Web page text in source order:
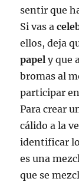
sentir que
Si vas a
ellos, deja
papel y que
bromas al
participar
Para crear
cálido a la
identificar
es una
que se